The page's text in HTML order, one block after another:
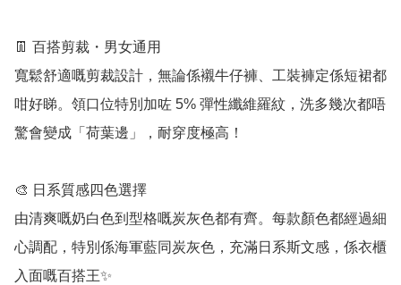
👖 百搭剪裁・男女通用
寬鬆舒適嘅剪裁設計，無論係襯牛仔褲、工裝褲定係短裙都
咁好睇。領口位特別加咗 5% 彈性纖維羅紋，洗多幾次都唔
驚會變成「荷葉邊」，耐穿度極高！
🎨 日系質感四色選擇
由清爽嘅奶白色到型格嘅炭灰色都有齊。每款顏色都經過細
心調配，特別係海軍藍同炭灰色，充滿日系斯文感，係衣櫃
入面嘅百搭王✨